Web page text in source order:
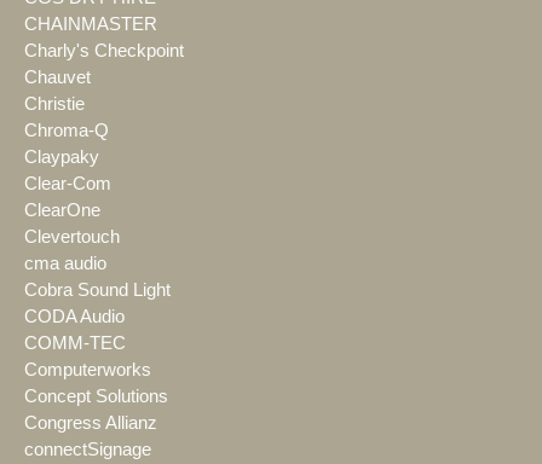
CHAINMASTER
Charly's Checkpoint
Chauvet
Christie
Chroma-Q
Claypaky
Clear-Com
ClearOne
Clevertouch
cma audio
Cobra Sound Light
CODA Audio
COMM-TEC
Computerworks
Concept Solutions
Congress Allianz
connectSignage